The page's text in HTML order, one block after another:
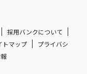
採用バンクについて
トマップ
プライバシ